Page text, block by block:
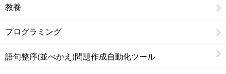
教養
プログラミング
語句整序(並べかえ)問題作成自動化ツール